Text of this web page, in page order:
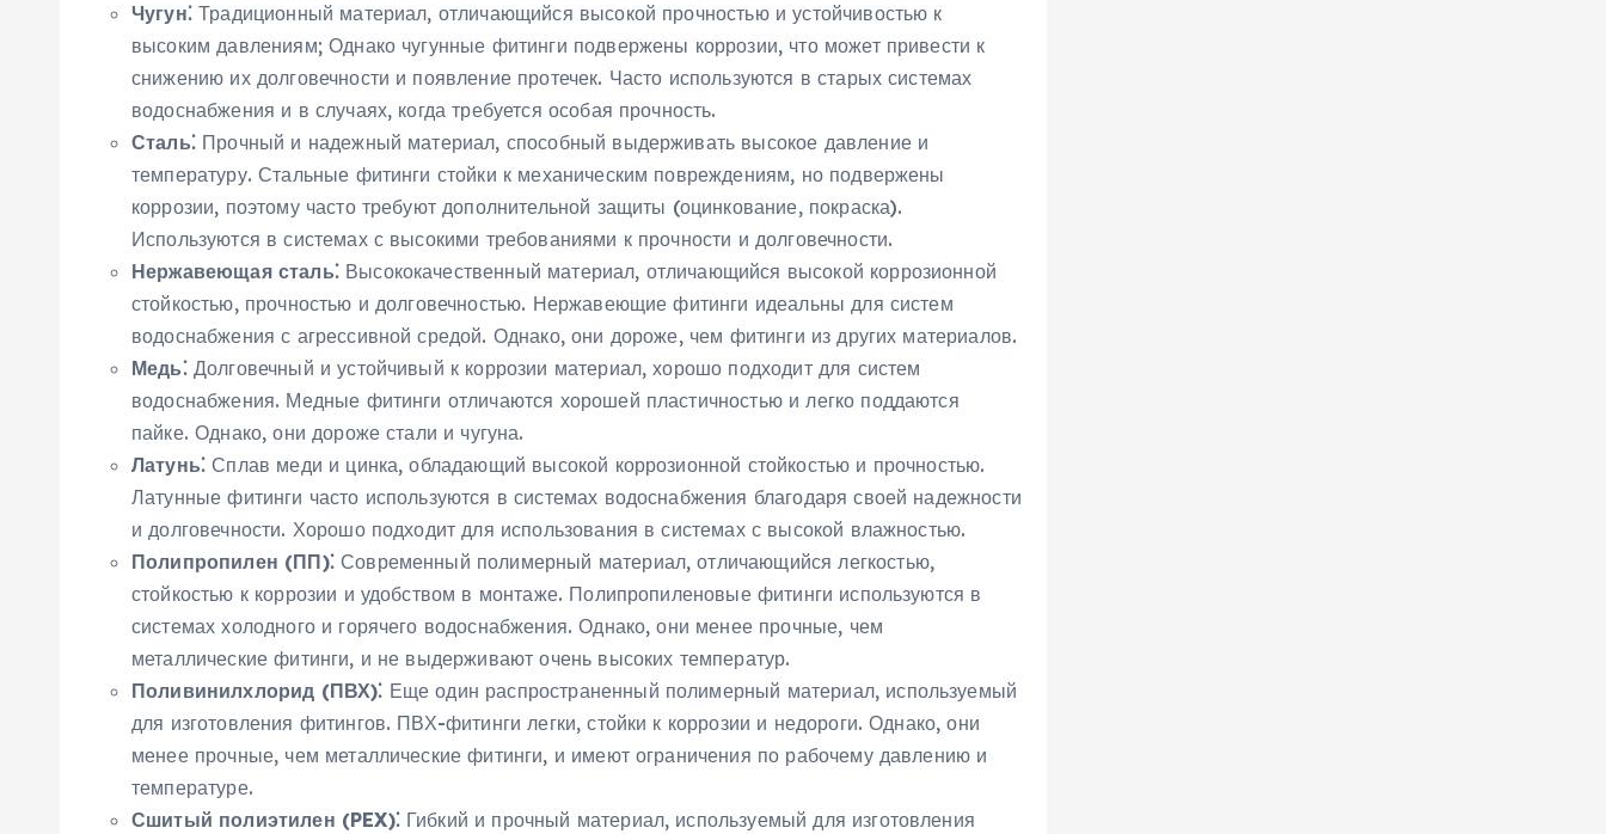
Чугун⁚Традиционный материал‚ отличающийся высокой прочностью и устойчивостью к
высоким давлениям; Однако чугунные фитинги подвержены коррозии‚ что может привести к
снижению их долговечности и появление протечек. Часто используются в старых системах
водоснабжения и в случаях‚ когда требуется особая прочность.
Сталь⁚Прочный и надежный материал‚ способный выдерживать высокое давление и
температуру. Стальные фитинги стойки к механическим повреждениям‚ но подвержены
коррозии‚ поэтому часто требуют дополнительной защиты (оцинкование‚ покраска).
Используются в системах с высокими требованиями к прочности и долговечности.
Нержавеющая сталь⁚Высококачественный материал‚ отличающийся высокой коррозионной
стойкостью‚ прочностью и долговечностью. Нержавеющие фитинги идеальны для систем
водоснабжения с агрессивной средой. Однако‚ они дороже‚ чем фитинги из других материалов.
Медь⁚Долговечный и устойчивый к коррозии материал‚ хорошо подходит для систем
водоснабжения. Медные фитинги отличаются хорошей пластичностью и легко поддаются
пайке. Однако‚ они дороже стали и чугуна.
Латунь⁚ Сплав меди и цинка‚ обладающий высокой коррозионной стойкостью и прочностью.
Латунные фитинги часто используются в системах водоснабжения благодаря своей надежности
и долговечности. Хорошо подходит для использования в системах с высокой влажностью.
Полипропилен (ПП)⁚Современный полимерный материал‚ отличающийся легкостью‚
стойкостью к коррозии и удобством в монтаже. Полипропиленовые фитинги используются в
системах холодного и горячего водоснабжения. Однако‚ они менее прочные‚ чем
металлические фитинги‚ и не выдерживают очень высоких температур.
Поливинилхлорид (ПВХ)⁚ Еще один распространенный полимерный материал‚ используемый
для изготовления фитингов. ПВХ-фитинги легки‚ стойки к коррозии и недороги. Однако‚ они
менее прочные‚ чем металлические фитинги‚ и имеют ограничения по рабочему давлению и
температуре.
Сшитый полиэтилен (PEX)⁚Гибкий и прочный материал‚ используемый для изготовления